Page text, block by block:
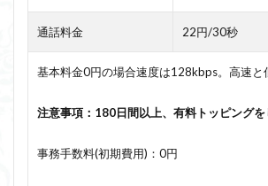
通話料金 22円/30秒
基本料金0円の場合速度は128kbps。高速と
注意事項：180日間以上、有料トッピング
事務手数料(初期費用)：0円